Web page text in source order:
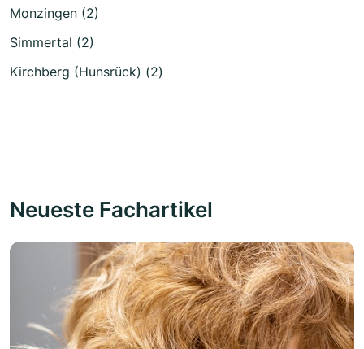
Monzingen (2)
Simmertal (2)
Kirchberg (Hunsrück) (2)
Neueste Fachartikel